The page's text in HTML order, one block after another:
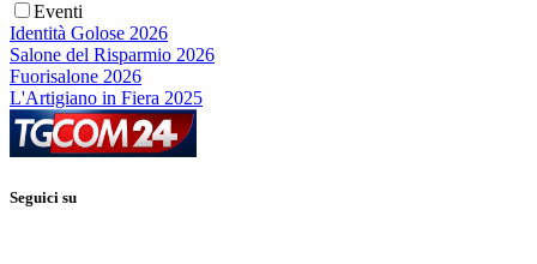
Eventi
Identità Golose 2026
Salone del Risparmio 2026
Fuorisalone 2026
L'Artigiano in Fiera 2025
Seguici su